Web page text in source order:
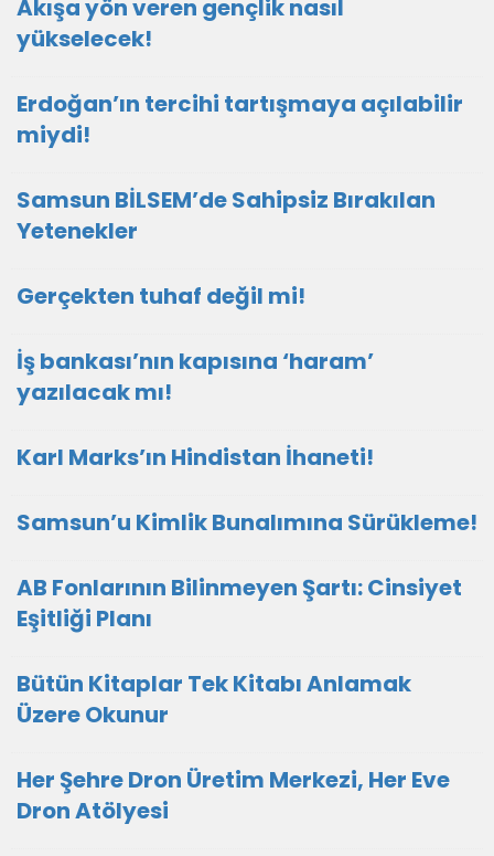
Akışa yön veren gençlik nasıl
yükselecek!
Erdoğan’ın tercihi tartışmaya açılabilir
miydi!
Samsun BİLSEM’de Sahipsiz Bırakılan
Yetenekler
Gerçekten tuhaf değil mi!
İş bankası’nın kapısına ‘haram’
yazılacak mı!
Karl Marks’ın Hindistan İhaneti!
Samsun’u Kimlik Bunalımına Sürükleme!
AB Fonlarının Bilinmeyen Şartı: Cinsiyet
Eşitliği Planı
Bütün Kitaplar Tek Kitabı Anlamak
Üzere Okunur
Her Şehre Dron Üretim Merkezi, Her Eve
Dron Atölyesi